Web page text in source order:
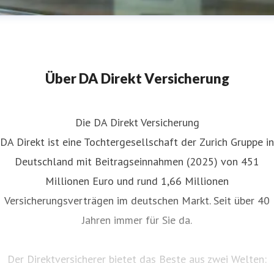
Über DA Direkt Versicherung
Die DA Direkt Versicherung
DA Direkt ist eine Tochtergesellschaft der Zurich Gruppe in
Deutschland mit Beitragseinnahmen (2025) von 451
Millionen Euro und rund 1,66 Millionen
Versicherungsverträgen im deutschen Markt. Seit über 40
Jahren immer für Sie da.
Der Direktversicherer bietet das Beste aus zwei Welten: